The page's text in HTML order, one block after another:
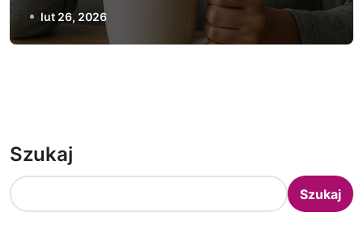
lut 26, 2026
Szukaj
Szukaj